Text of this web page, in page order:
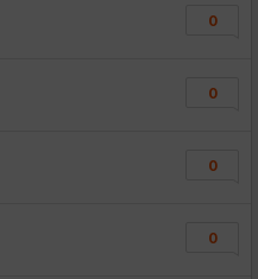
0
0
0
0